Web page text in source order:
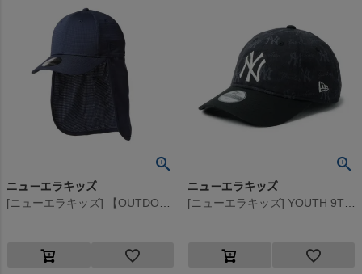
ニューエラキッズ ニューエラキッズ